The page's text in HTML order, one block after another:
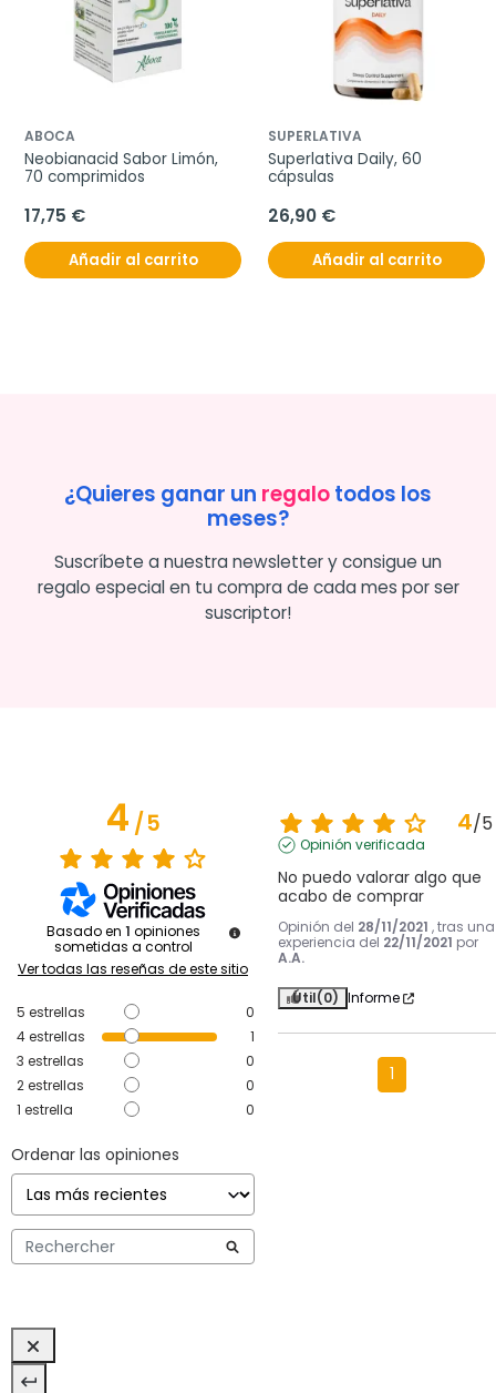
ABOCA
Neobianacid Sabor Limón,
70 comprimidos
17,75 €
Añadir al carrito
SUPERLATIVA
Superlativa Daily, 60
cápsulas
26,90 €
Añadir al carrito
¿Quieres ganar un regalotodos los
meses?
Suscríbete a nuestra newsletter y consigue un
regalo especial en tu compra de cada mes por ser
suscriptor!
4/5
Basado en 1 opiniones
sometidas a control
Ver todas las reseñas de este sitio
5 estrellas
0
4estrellas
1
3 estrellas
0
2estrellas
0
1 estrella 0
Ordenar las opiniones
4/5
Opinión verificada
No puedo valorar algo que
acabo de comprar
Opinión del 28/11/2021 , tras una
experiencia del 22/11/2021 por
A.A.
Útil(0) Informe
1